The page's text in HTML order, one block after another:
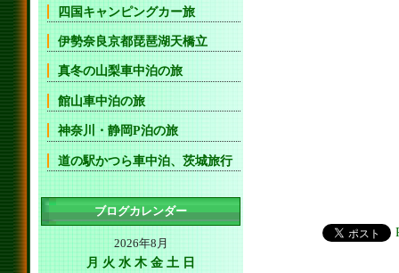
四国キャンピングカー旅
伊勢奈良京都琵琶湖天橋立
真冬の山梨車中泊の旅
館山車中泊の旅
神奈川・静岡P泊の旅
道の駅かつら車中泊、茨城旅行
ブログカレンダー
2026年8月
月 火 水 木 金 土 日